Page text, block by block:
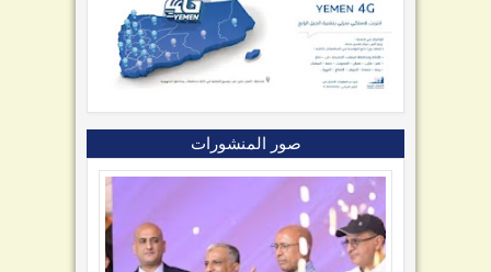
صور المنشورات